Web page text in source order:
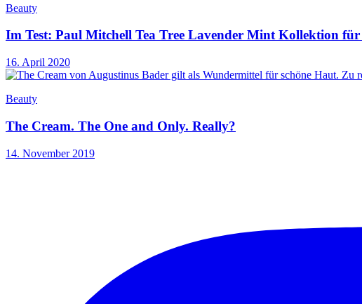
Beauty
Im Test: Paul Mitchell Tea Tree Lavender Mint Kollektion
16. April 2020
Beauty
The Cream. The One and Only. Really?
14. November 2019